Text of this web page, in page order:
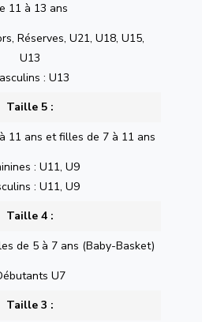
11 à 13 ans
Réserves, U21, U18, U15,
U13
: U13
Taille 5 :
11 ans et filles de 7 à 11 ans
: U11, U9
: U11, U9
Taille 4 :
de 5 à 7 ans (Baby-Basket)
U7
Taille 3 :